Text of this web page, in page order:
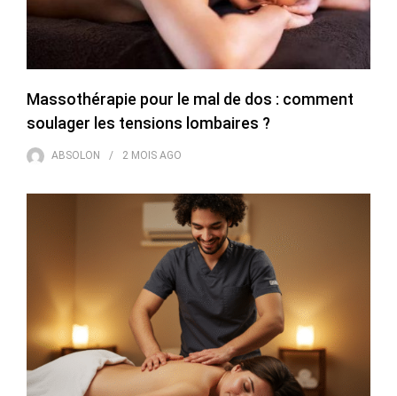
Massothérapie pour le mal de dos : comment
soulager les tensions lombaires ?
ABSOLON 2 MOIS AGO